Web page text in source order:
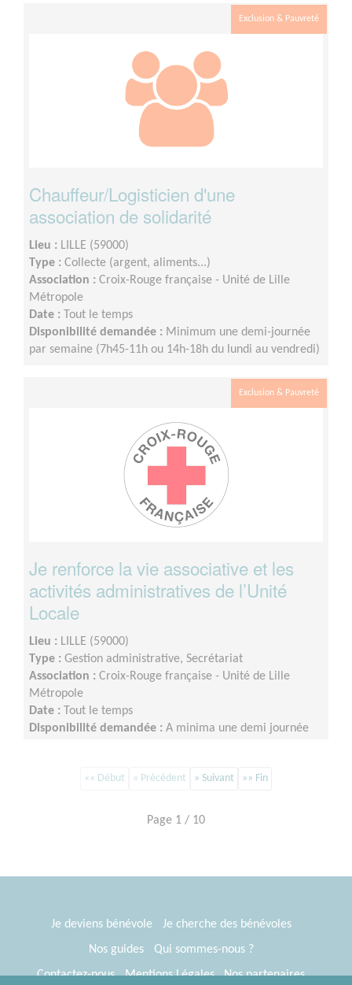
Exclusion & Pauvreté
Chauffeur/Logisticien d'une
association de solidarité
Lieu : LILLE (59000)
Type : Collecte (argent, aliments...)
Association : Croix-Rouge française - Unité de Lille
Métropole
Date : Tout le temps
Disponibilité demandée : Minimum une demi-journée
par semaine (7h45-11h ou 14h-18h du lundi au vendredi)
Exclusion & Pauvreté
Je renforce la vie associative et les
activités administratives de l’Unité
Locale
Lieu : LILLE (59000)
Type : Gestion administrative, Secrétariat
Association : Croix-Rouge française - Unité de Lille
Métropole
Date : Tout le temps
Disponibilité demandée : A minima une demi journée
«« Début « Précédent » Suivant »» Fin
Page 1 / 10
Je deviens bénévole
Je cherche des bénévoles
Nos guides
Qui sommes-nous ?
Contactez-nous
Mentions Légales Nos partenaires